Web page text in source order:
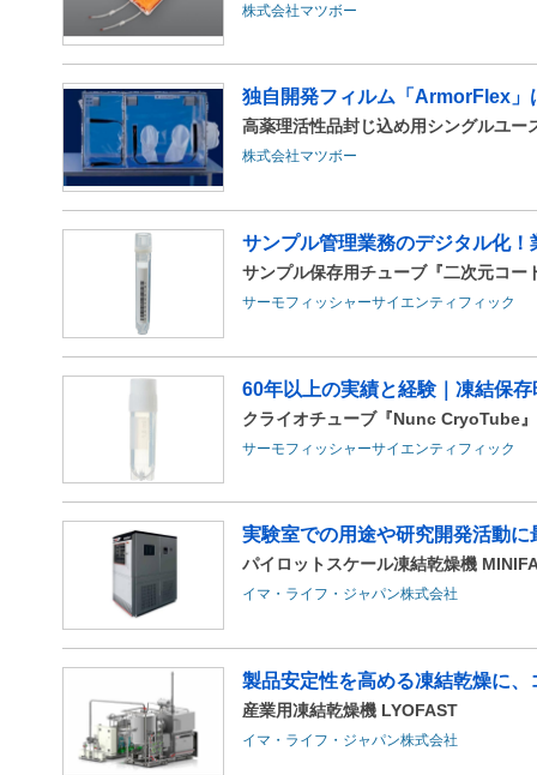
株式会社マツボー
独自開発フィルム「ArmorFlex」
高薬理活性品封じ込め用シングルユ
株式会社マツボー
サンプル管理業務のデジタル化
サンプル保存用チューブ『二次元コー
サーモフィッシャーサイエンティフィック
60年以上の実績と経験｜凍結保
クライオチューブ『Nunc CryoTube』
サーモフィッシャーサイエンティフィック
実験室での用途や研究開発活動
パイロットスケール凍結乾燥機
イマ・ライフ・ジャパン株式会社
製品安定性を高める凍結乾燥に
産業用凍結乾燥機 LYOFAST
イマ・ライフ・ジャパン株式会社